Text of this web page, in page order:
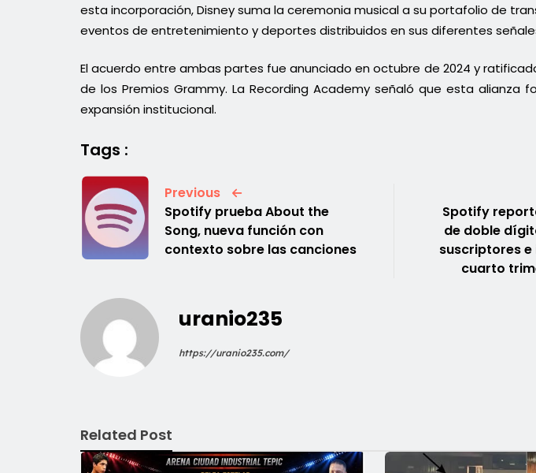
esta incorporación, Disney suma la ceremonia musical a su portafolio de
eventos de entretenimiento y deportes distribuidos en sus diferentes
El acuerdo entre ambas partes fue anunciado en octubre de 2024 y
de los Premios Grammy. La Recording Academy señaló que esta
expansión institucional.
Tags :
Previous
Spotify prueba About the
Song, nueva función con
contexto sobre las canciones
Spotify
de doble
suscriptores e
cuarto
uranio235
https://uranio235.com/
Related Post